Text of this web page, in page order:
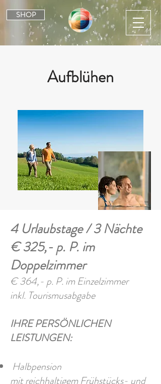
SHOP
Aufblühen
4 Urlaubstage / 3 Nächte
€ 325,- p. P. im
Doppelzimmer
€ 364,- p. P. im Einzelzimmer
inkl. Tourismusabgabe
IHRE PERSÖNLICHEN
LEISTUNGEN:
Halbpension
mit reichhaltigem Frühstücks- und